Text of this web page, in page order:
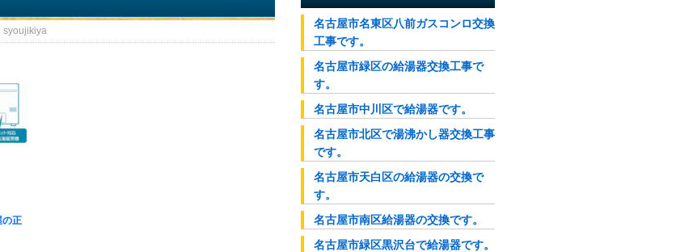
syoujikiya
の正
名古屋市名東区八前ガスコンロ交換
工事です。
名古屋市緑区の給湯器交換工事で
す。
名古屋市中川区で給湯器です。
名古屋市北区で湯沸かし器交換工事
です。
名古屋市天白区の給湯器の交換で
す。
名古屋市南区給湯器の交換です。
名古屋市緑区黒沢台で給湯器です。